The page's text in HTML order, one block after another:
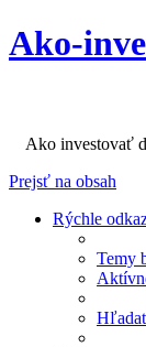
Ako-
Ako investovať
Prejsť na obsah
Rýchle
Temy